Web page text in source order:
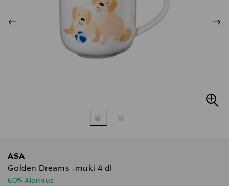
ASA
Golden Dreams -muki 4 dl
60% Alennus